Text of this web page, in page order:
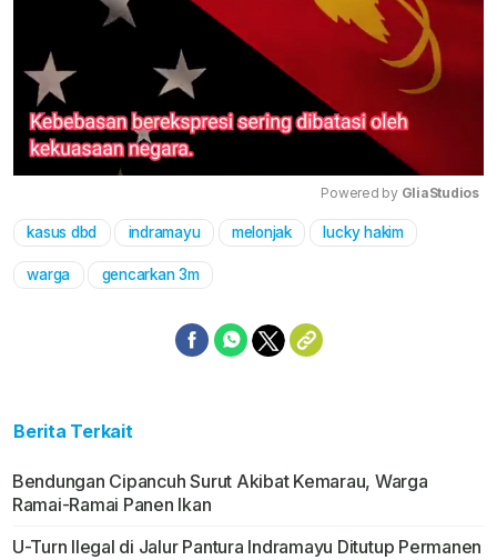
Mute
Powered by GliaStudios
kasus dbd indramayu melonjak lucky hakim
warga gencarkan 3m
Berita Terkait
Bendungan Cipancuh Surut Akibat Kemarau, Warga
Ramai-Ramai Panen Ikan
U-Turn Ilegal di Jalur Pantura Indramayu Ditutup Permanen